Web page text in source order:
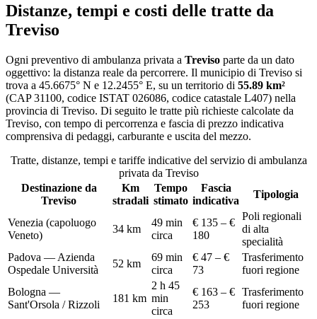
Distanze, tempi e costi delle tratte da
Treviso
Ogni preventivo di ambulanza privata a Treviso parte da un dato
oggettivo: la distanza reale da percorrere. Il municipio di Treviso si
trova a 45.6675° N e 12.2455° E, su un territorio di 55.89 km²
(CAP31100, codice ISTAT 026086, codice catastale L407) nella
provincia di Treviso. Di seguito le tratte più richieste calcolate da
Treviso, con tempo di percorrenza e fascia di prezzo indicativa
comprensiva di pedaggi, carburante e uscita del mezzo.
Tratte, distanze, tempi e tariffe indicative del servizio di ambulanza
privata da Treviso
Destinazione da
Treviso
Km
stradali
Tempo
stimato
Fascia
indicativa
Tipologia
Venezia (capoluogo
Veneto)
34 km
49 min
circa
€ 135 – €
180
Poli regionali
di alta
specialità
Padova — Azienda
Ospedale Università
52 km
69 min
circa
€ 47 – €
73
Trasferimento
fuori regione
Bologna —
Sant'Orsola / Rizzoli
181 km
2 h 45
min
circa
€ 163 – €
253
Trasferimento
fuori regione